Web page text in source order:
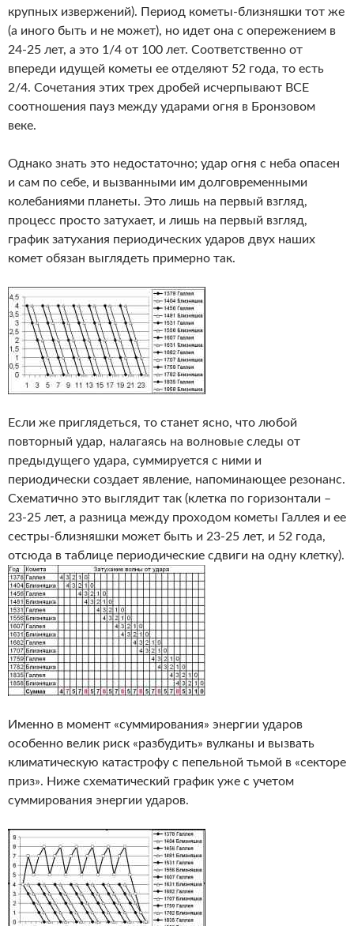
крупных извержений). Период кометы-близняшки тот же
(а иного быть и не может), но идет она с опережением в
24-25 лет, а это 1/4 от 100 лет. Соответственно от
впереди идущей кометы ее отделяют 52 года, то есть
2/4. Сочетания этих трех дробей исчерпывают ВСЕ
соотношения пауз между ударами огня в Бронзовом
веке.
Однако знать это недостаточно; удар огня с неба опасен
и сам по себе, и вызванными им долговременными
колебаниями планеты. Это лишь на первый взгляд,
процесс просто затухает, и лишь на первый взгляд,
график затухания периодических ударов двух наших
комет обязан выглядеть примерно так.
Если же приглядеться, то станет ясно, что любой
повторный удар, налагаясь на волновые следы от
предыдущего удара, суммируется с ними и
периодически создает явление, напоминающее резонанс.
Схематично это выглядит так (клетка по горизонтали –
23-25 лет, а разница между проходом кометы Галлея и ее
сестры-близняшки может быть и 23-25 лет, и 52 года,
отсюда в таблице периодические сдвиги на одну клетку).
Именно в момент «суммирования» энергии ударов
особенно велик риск «разбудить» вулканы и вызвать
климатическую катастрофу с пепельной тьмой в «секторе
приз». Ниже схематический график уже с учетом
суммирования энергии ударов.